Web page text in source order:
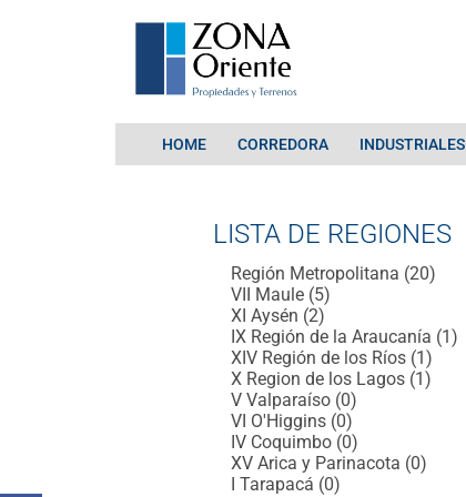
HOME CORREDORA INDUSTRIALES
LISTA DE REGIONES
Región Metropolitana (20)
VII Maule (5)
XI Aysén (2)
IX Región de la Araucanía (1)
XIV Región de los Ríos (1)
X Region de los Lagos (1)
V Valparaíso (0)
VI O'Higgins (0)
IV Coquimbo (0)
XV Arica y Parinacota (0)
I Tarapacá (0)